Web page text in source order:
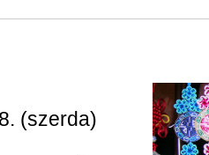
(szerda)